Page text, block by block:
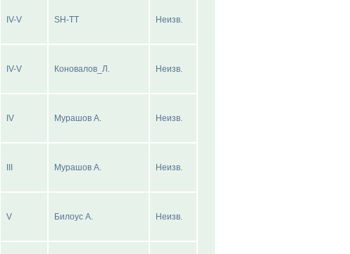
IV-V SH-TT Неизв.
IV-V Коновалов_Л. Неизв.
IV Мурашов А. Неизв.
Мурашов А. Неизв.
V Билоус А. Неизв.